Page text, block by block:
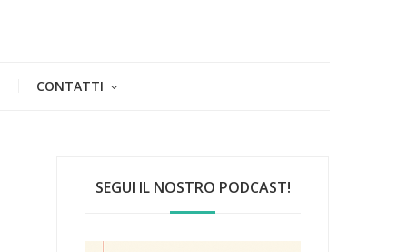
CONTATTI
SEGUI IL NOSTRO PODCAST!